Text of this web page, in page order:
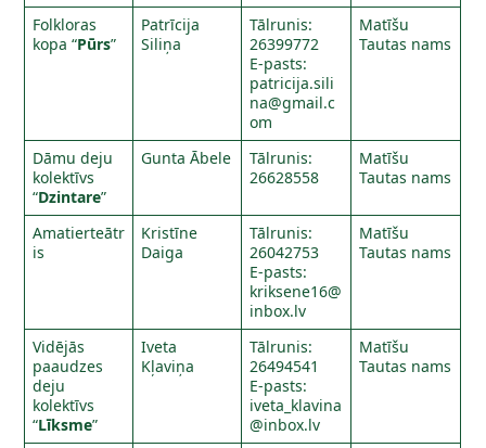
Folkloras
kopa “Pūrs”
Patrīcija
Siliņa
Tālrunis:
26399772
E-pasts:
patricija.sili
na@gmail.c
om
Matīšu
Tautas nams
Dāmu deju
kolektīvs
“Dzintare”
Gunta Ābele
Tālrunis:
26628558
Matīšu
Tautas nams
Amatierteātr
is
Kristīne
Daiga
Tālrunis:
26042753
E-pasts:
kriksene16@
inbox.lv
Matīšu
Tautas nams
Vidējās
paaudzes
deju
kolektīvs
“Līksme”
Iveta
Kļaviņa
Tālrunis:
26494541
E-pasts:
iveta_klavina
@inbox.lv
Matīšu
Tautas nams